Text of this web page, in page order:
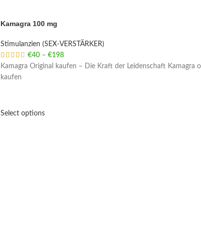
Kamagra 100 mg
Stimulanzien (SEX-VERSTÄRKER)
€40 – €198Price range: €40 through €198
Kamagra Original kaufen – Die Kraft der Leidenschaft
kaufen
Select options